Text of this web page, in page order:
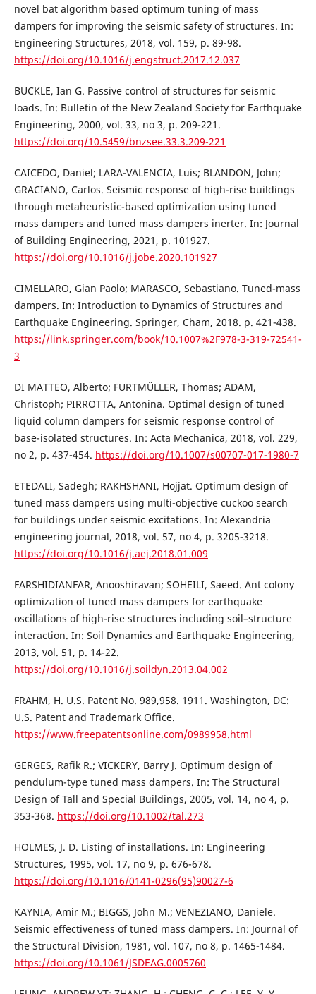
novel bat algorithm based optimum tuning of mass
dampers for improving the seismic safety of structures. In:
Engineering Structures, 2018, vol. 159, p. 89-98.
https://doi.org/10.1016/j.engstruct.2017.12.037
BUCKLE, Ian G. Passive control of structures for seismic
loads. In: Bulletin of the New Zealand Society for Earthquake
Engineering, 2000, vol. 33, no 3, p. 209-221.
https://doi.org/10.5459/bnzsee.33.3.209-221
CAICEDO, Daniel; LARA-VALENCIA, Luis; BLANDON, John;
GRACIANO, Carlos. Seismic response of high-rise buildings
through metaheuristic-based optimization using tuned
mass dampers and tuned mass dampers inerter. In: Journal
of Building Engineering, 2021, p. 101927.
https://doi.org/10.1016/j.jobe.2020.101927
CIMELLARO, Gian Paolo; MARASCO, Sebastiano. Tuned-mass
dampers. In: Introduction to Dynamics of Structures and
Earthquake Engineering. Springer, Cham, 2018. p. 421-438.
https://link.springer.com/book/10.1007%2F978-3-319-72541-
3
DI MATTEO, Alberto; FURTMÜLLER, Thomas; ADAM,
Christoph; PIRROTTA, Antonina. Optimal design of tuned
liquid column dampers for seismic response control of
base-isolated structures. In: Acta Mechanica, 2018, vol. 229,
no 2, p. 437-454. https://doi.org/10.1007/s00707-017-1980-7
ETEDALI, Sadegh; RAKHSHANI, Hojjat. Optimum design of
tuned mass dampers using multi-objective cuckoo search
for buildings under seismic excitations. In: Alexandria
engineering journal, 2018, vol. 57, no 4, p. 3205-3218.
https://doi.org/10.1016/j.aej.2018.01.009
FARSHIDIANFAR, Anooshiravan; SOHEILI, Saeed. Ant colony
optimization of tuned mass dampers for earthquake
oscillations of high-rise structures including soil–structure
interaction. In: Soil Dynamics and Earthquake Engineering,
2013, vol. 51, p. 14-22.
https://doi.org/10.1016/j.soildyn.2013.04.002
FRAHM, H. U.S. Patent No. 989,958. 1911. Washington, DC:
U.S. Patent and Trademark Office.
https://www.freepatentsonline.com/0989958.html
GERGES, Rafik R.; VICKERY, Barry J. Optimum design of
pendulum-type tuned mass dampers. In: The Structural
Design of Tall and Special Buildings, 2005, vol. 14, no 4, p.
353-368. https://doi.org/10.1002/tal.273
HOLMES, J. D. Listing of installations. In: Engineering
Structures, 1995, vol. 17, no 9, p. 676-678.
https://doi.org/10.1016/0141-0296(95)90027-6
KAYNIA, Amir M.; BIGGS, John M.; VENEZIANO, Daniele.
Seismic effectiveness of tuned mass dampers. In: Journal of
the Structural Division, 1981, vol. 107, no 8, p. 1465-1484.
https://doi.org/10.1061/JSDEAG.0005760